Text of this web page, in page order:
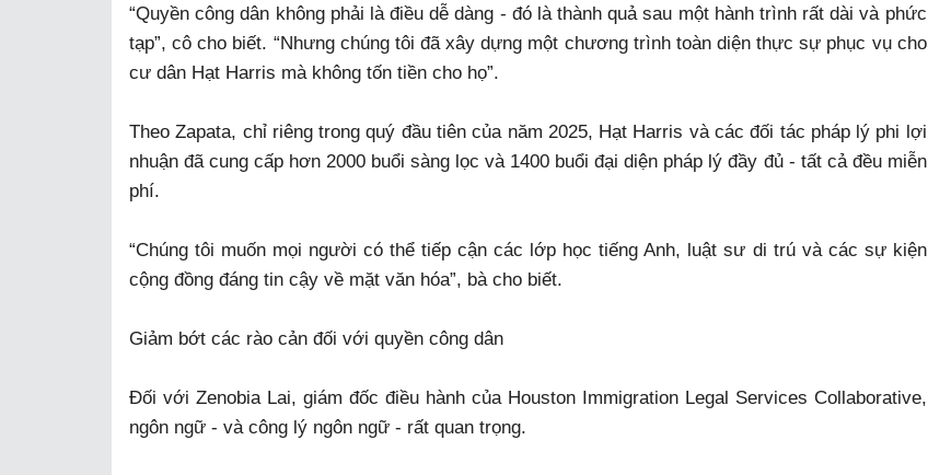
“Quyền công dân không phải là điều dễ dàng - đó là thành quả sau một hành trình rất dài và phức
tạp”, cô cho biết. “Nhưng chúng tôi đã xây dựng một chương trình toàn diện thực sự phục vụ cho
cư dân Hạt Harris mà không tốn tiền cho họ”.
Theo Zapata, chỉ riêng trong quý đầu tiên của năm 2025, Hạt Harris và các đối tác pháp lý phi lợi
nhuận đã cung cấp hơn 2000 buổi sàng lọc và 1400 buổi đại diện pháp lý đầy đủ - tất cả đều miễn
phí.
“Chúng tôi muốn mọi người có thể tiếp cận các lớp học tiếng Anh, luật sư di trú và các sự kiện
cộng đồng đáng tin cậy về mặt văn hóa”, bà cho biết.
Giảm bớt các rào cản đối với quyền công dân
Đối với Zenobia Lai, giám đốc điều hành của Houston Immigration Legal Services Collaborative,
ngôn ngữ - và công lý ngôn ngữ - rất quan trọng.